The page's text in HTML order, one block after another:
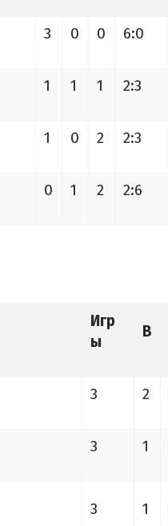
3 0 0 6:0
1 1 1 2:3
1 0 2 2:3
0 1 2 2:6
Игр
ы
В
3 2
3 1
3 1